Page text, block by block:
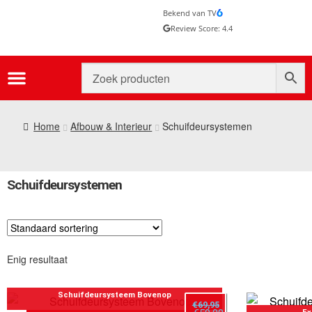
Bekend van TV
Review Score: 4.4
Home Afbouw & Interieur Schuifdeursystemen
Schuifdeursystemen
Enig resultaat
Schuifdeursysteem Bovenop
€69,95